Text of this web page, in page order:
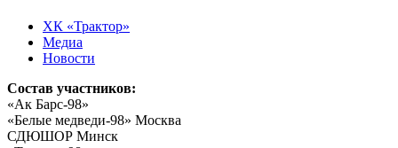
ХК «Трактор»
Медиа
Новости
Состав участников:
«Ак Барс-98»
«Белые медведи-98» Москва
СДЮШОР Минск